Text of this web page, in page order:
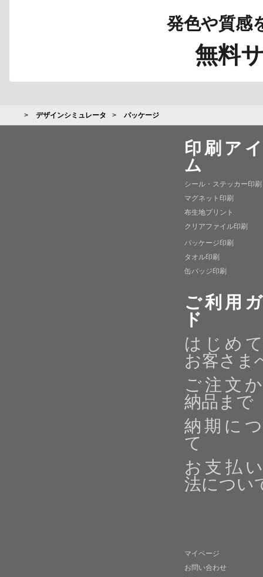
発色や質感
無料
デザインシミュレータ パッケージ
印刷ア
ム
シール・ステッカー印刷
マグネット印刷
布生地プリント
クリアファイル印刷
パッケージ印刷
タオル印刷
缶バッジ印刷
ご利用
ド
はじめ
お客さま
ご注文
納品まで
納期に
て
お支払
法につい
マイページ
お問い合わせ